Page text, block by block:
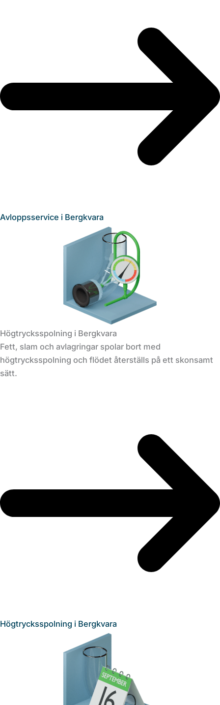
Avloppsservice i Bergkvara
Högtrycksspolning i Bergkvara
Fett, slam och avlagringar spolar bort med
högtrycksspolning och flödet återställs på ett skonsamt
sätt.
Högtrycksspolning i Bergkvara